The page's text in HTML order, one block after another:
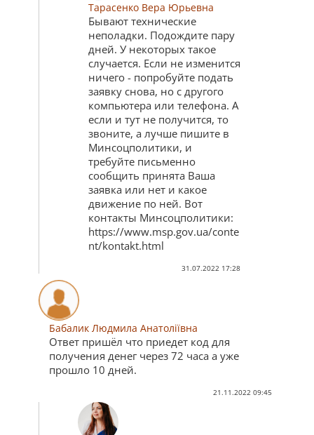
Тарасенко Вера Юрьевна
Бывают технические
неполадки. Подождите пару
дней. У некоторых такое
случается. Если не изменится
ничего - попробуйте подать
заявку снова, но с другого
компьютера или телефона. А
если и тут не получится, то
звоните, а лучше пишите в
Минсоцполитики, и
требуйте письменно
сообщить принята Ваша
заявка или нет и какое
движение по ней. Вот
контакты Минсоцполитики:
https://www.msp.gov.ua/conte
nt/kontakt.html
31.07.2022 17:28
Бабалик Людмила Анатоліївна
Ответ пришёл что приедет код для
получения денег через 72 часа а уже
прошло 10 дней.
21.11.2022 09:45